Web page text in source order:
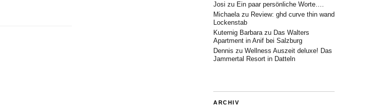
Josi zu Ein paar persönliche Worte….
Michaelazu Review: ghd curve thin wand
Lockenstab
Kuternig Barbarazu Das Walters
Apartment in Anif bei Salzburg
Dennis zu Wellness Auszeit deluxe! Das
Jammertal Resort in Datteln
ARCHIV